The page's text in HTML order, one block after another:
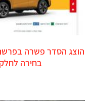
בחירה